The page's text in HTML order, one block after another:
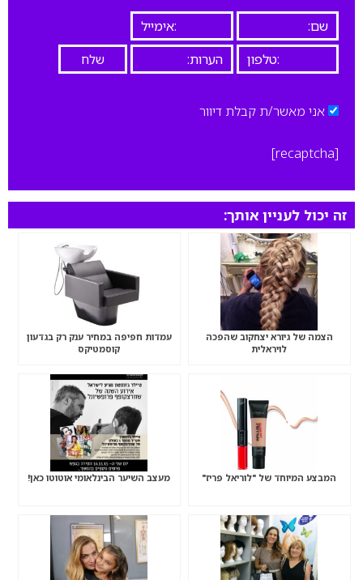
אני מאשר/ת קבלת דיוור
[recaptcha]
זה יכול לעניין אותך:
הצמה של גיורא יצחקוב שהפכה
לויראלית
עמדות חפיפה במחיר ענק רק בגדעון
קוסמטיקס
המבצע המיוחד של "לוריאל פריז" מעצב השיער הבינלאומי אוטוטו כאן!